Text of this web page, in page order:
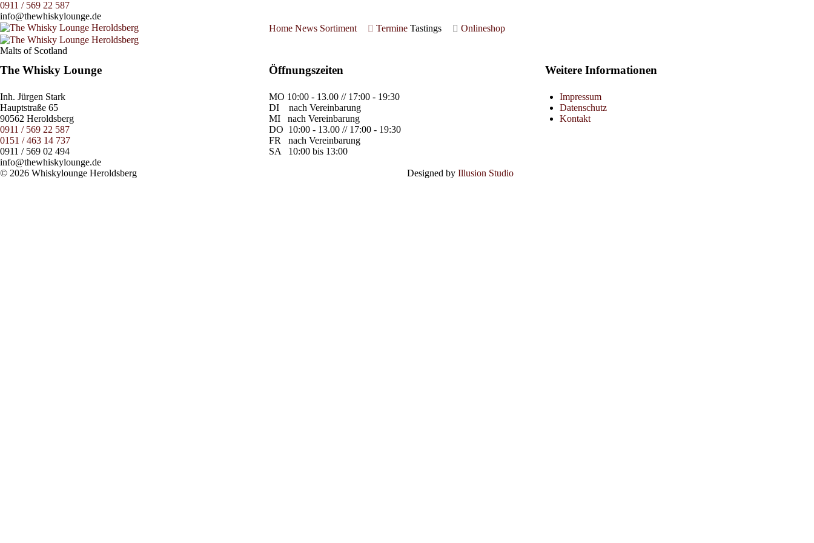
0911 / 569 22 587
info@thewhiskylounge.de
Home News Sortiment Termine Tastings Onlineshop
Malts of Scotland
The Whisky Lounge
Inh. Jürgen Stark
Hauptstraße 65
90562 Heroldsberg
0911 / 569 22 587
0151 / 463 14 737
0911 / 569 02 494
info@thewhiskylounge.de
Öffnungszeiten
MO 10:00 - 13.00 // 17:00 - 19:30
DI
nach Vereinbarung
MI
nach Vereinbarung
DO 10:00 - 13.00 // 17:00 - 19:30
FR
nach Vereinbarung
SA
10:00 bis 13:00
Weitere Informationen
Impressum
Datenschutz
Kontakt
© 2026 Whiskylounge Heroldsberg Designed by Illusion Studio